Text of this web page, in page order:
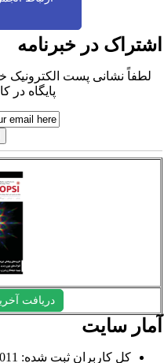
در خبرنامه
لطفاً نشانی پست الکترونیک
پایگاه در
دریافت
سایت
کل کاربران ثبت شده: 2011 کاربر